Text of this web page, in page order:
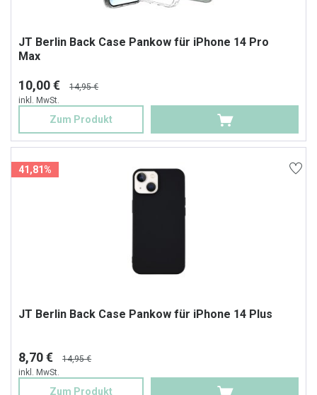
JT Berlin Back Case Pankow für iPhone 14 Pro
Max
10,00 €
14,95 €
inkl. MwSt.
Zum Produkt
41,81%
JT Berlin Back Case Pankow für iPhone 14 Plus
8,70 €
14,95 €
inkl. MwSt.
Zum Produkt